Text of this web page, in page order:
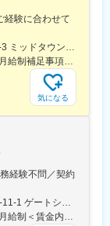
ちしていただきま
間となる予定で
ジションを用意し
マーケティング部
ージェント権など
（振替休日を取得
ー、サービスエン
ありません。
経験に合わせて
＜勤務地詳細＞本社住所：東京都港区赤坂9-7-3 ミッドタウン・ウェスト勤務地最寄駅：東京メトロ日比谷線／都営大江戸線／六本木駅受動喫煙対策：敷地内全面禁煙
＜予定年収＞600万円～900万円＜賃金形態＞月給制補足事項なし＜賃金内訳＞月額（基本給）：300,000円～500,000円＜月給＞300,000円～500,000円＜昇給有無＞有＜残業手当＞有賃金はあくまでも目安の金額であり、選考を通じて上下する可能性があります。月給(月額)は固定手当を含めた表記です。
気になる
経験不問／契約
＜勤務地詳細＞本社住所：東京都品川区大崎1-11-1 ゲートシティ大崎ウエストタワー勤務地最寄駅：JR線／大崎駅受動喫煙対策：屋内全面禁煙変更の範囲：会社の定める事業所（リモートワーク含む）
＜予定年収＞500万円～700万円＜賃金形態＞月給制＜賃金内訳＞月額（基本給）：250,000円～500,000円＜月給＞250,000円～500,000円＜昇給有無＞有＜残業手当＞有＜給与補足＞※給与詳細は経験・能力・前職給与等を踏まえて決定致します。■昇給：年1回（10月）■賞与：年2回（6月・12月）賃金はあくまでも目安の金額であり、選考を通じて上下する可能性があります。月給(月額)は固定手当を含めた表記です。